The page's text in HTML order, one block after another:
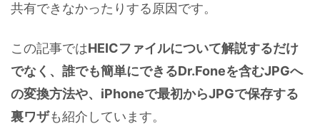
共有できなかったりする原因です。
この記事ではHEICファイルについて解説するだけ
でなく、誰でも簡単にできるDr.Foneを含むJPGへ
の変換方法や、iPhoneで最初からJPGで保存する
裏ワザも紹介しています。